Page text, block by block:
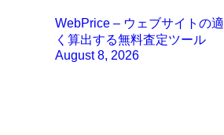
WebPrice – ウェブサイトの
く算出する無料査定ツール
August 8, 2026